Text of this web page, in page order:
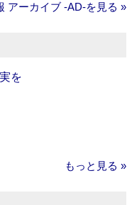
アーカイブ ‐AD‐を見る »
を
もっと見る »